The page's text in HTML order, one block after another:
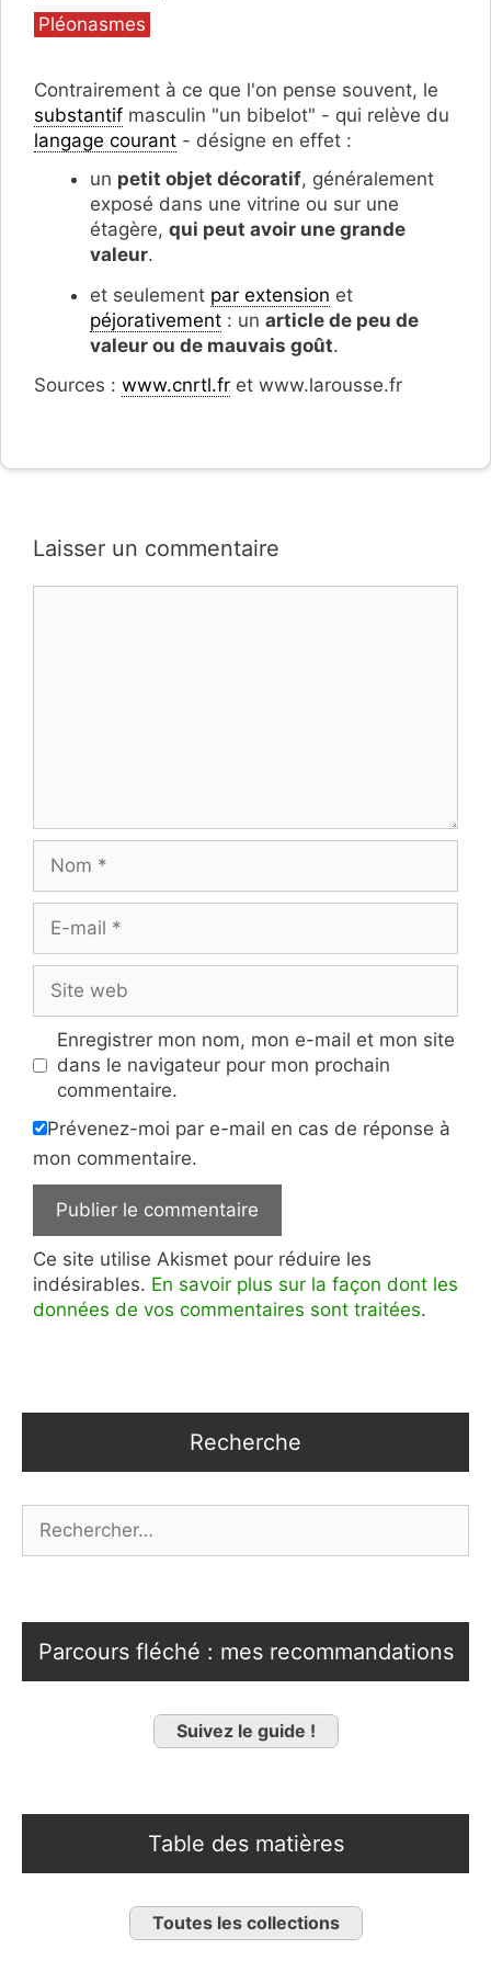
Catégories
Pléonasmes
Contrairement à ce que l'on pense souvent, le
substantif masculin "un bibelot" - qui relève du
langage courant - désigne en effet :
un petit objet décoratif, généralement
exposé dans une vitrine ou sur une
étagère, qui peut avoir une grande
valeur.
et seulement par extension et
péjorativement : un article de peu de
valeur ou de mauvais goût.
Sources : www.cnrtl.fr et www.larousse.fr
Laisser un commentaire
mail
web
Enregistrer mon nom, mon e-mail et mon site
dans le navigateur pour mon prochain
commentaire.
Prévenez-moi par e-mail en cas de réponse à
mon commentaire.
Ce site utilise Akismet pour réduire les
indésirables. En savoir plus sur la façon dont les
données de vos commentaires sont traitées.
Recherche
Parcours fléché : mes recommandations
Suivez le guide !
Table des matières
Toutes les collections